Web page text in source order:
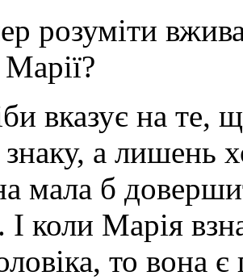
розуміти
вказує на те,
а лишень
мала б
І коли Марія
то вона